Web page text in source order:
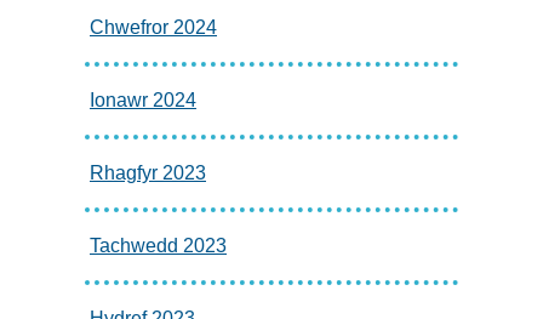
Chwefror 2024
Ionawr 2024
Rhagfyr 2023
Tachwedd 2023